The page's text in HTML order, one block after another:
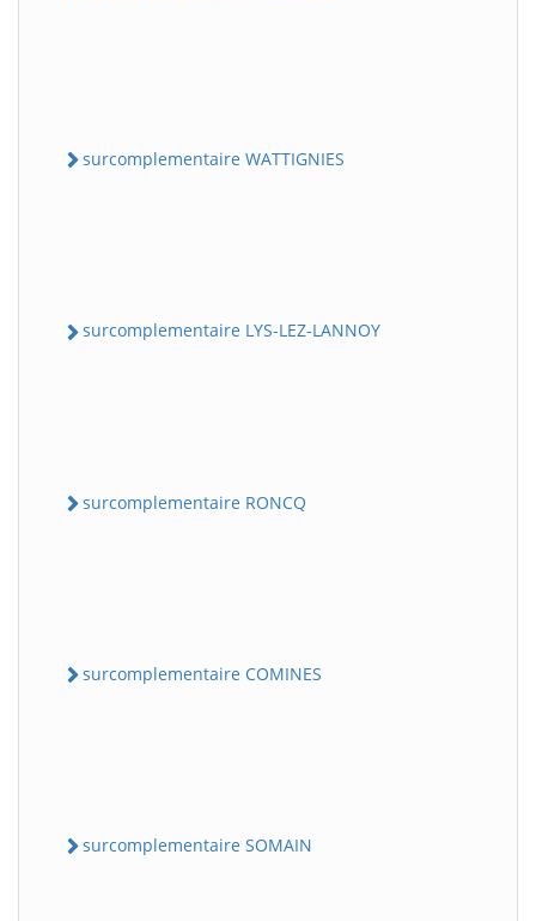
surcomplementaire WATTIGNIES
surcomplementaire LYS-LEZ-LANNOY
surcomplementaire RONCQ
surcomplementaire COMINES
surcomplementaire SOMAIN